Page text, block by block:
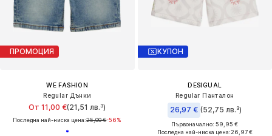
ПРОМОЦИЯ
WE FASHION
Regular Дънки
От 11,00 €(21,51 лв.³)
Последна най-ниска цена:25,00 €-56%
КУПОН
DESIGUAL
Regular Панталон
26,97 € (52,75 лв.³)
Първоначално: 59,95 €
Последна най-ниска цена:26,97 €